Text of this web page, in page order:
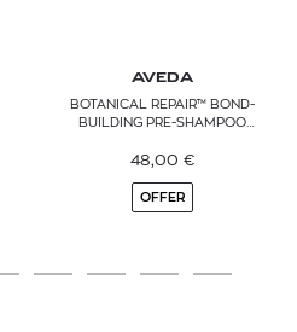
AVEDA
BOTANICAL REPAIR™ BOND-
BUILDING PRE-SHAMPOO
48,00 €
OFFER